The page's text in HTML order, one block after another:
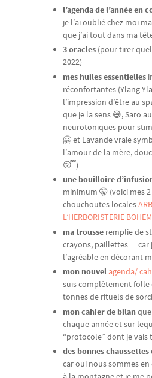
l’agenda de l’année en
je l’ai oublié chez moi
que j’ai tout dans ma
3 oracles (pour tirer
2022)
mes huiles essentielles
réconfortantes (Ylang
l’impression d’être au
que je la sens 😅, Saro
neurotoniques pour
🤗 et Lavande vraie
l’amour de la mère,
😴)
une bouilloire
minimum 🤫 (voici mes
chouchoutes locales
L’HERBORISTERIE
ma trousse remplie de
crayons, paillettes… car
l’agréable en décorant
mon nouvel agenda/
suis complètement folle
tonnes de rituels de
mon cahier de bilan
chaque année et sur
“protocole” dont je vais
des bonnes chaussettes
car oui nous sommes en